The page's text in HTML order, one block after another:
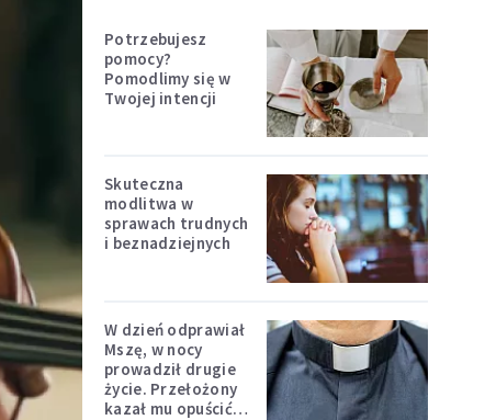
Potrzebujesz
pomocy?
Pomodlimy się w
Twojej intencji
Skuteczna
modlitwa w
sprawach trudnych
i beznadziejnych
W dzień odprawiał
Mszę, w nocy
prowadził drugie
życie. Przełożony
kazał mu opuścić